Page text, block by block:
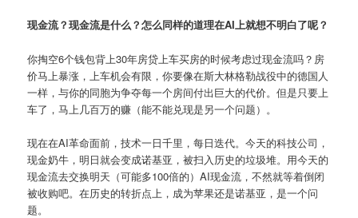
现金流？现金流是什么？怎么同样的道理在AI上就想不明白了呢？
你掏空6个钱包背上30年房贷上车买房的时候考虑过现金流吗？房
价马上暴涨，上车机会有限，你要像在斯大林格勒战役中的德国人
一样，与你的同胞为争夺每一个房间付出巨大的代价。但是只要上
车了，马上几百万的赚（能不能兑现是另一个问题）。
现在在AI革命面前，技术一日千里，每日迭代。今天的科技公司，
现金奶牛，明日就会变成诺基亚，被扫入历史的垃圾堆。用今天的
现金流去交换明天（可能多100倍的）AI现金流，不然就等着倒闭
被收购吧。在历史的转折点上，成为苹果还是诺基亚，是一个问
题。